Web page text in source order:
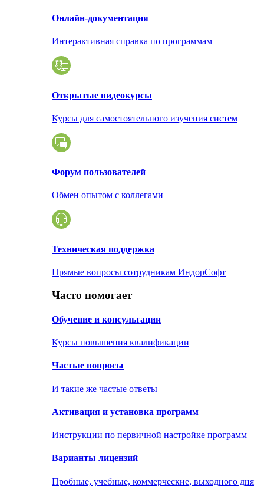
Онлайн-документация
Интерактивная справка по программам
Открытые видеокурсы
Курсы для самостоятельного изучения систем
Форум пользователей
Обмен опытом с коллегами
Техническая поддержка
Прямые вопросы сотрудникам ИндорСофт
Часто помогает
Обучение и консультации
Курсы повышения квалификации
Частые вопросы
И такие же частые ответы
Активация и установка программ
Инструкции по первичной настройке программ
Варианты лицензий
Пробные, учебные, коммерческие, выходного дня